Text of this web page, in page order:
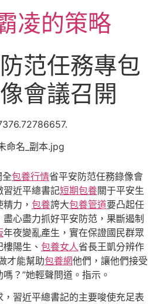
凌的策略
范任務專包
會議召開
包養行情省平安防范任務錄像會
習近平總書記短期包養關于平安生
力， 包養誇大包養管道要凸起任
心盡力抓好平安防范，果斷遏制
年夜變亂產生，實在保證國民群眾
陽生、 包養女人省長王凱分辨作
才能幫助包養網他們，讓他們接受
嗎？”她輕聲問道。指示。
習近平總書記的主要唆使充足表